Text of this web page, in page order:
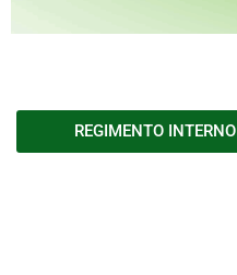
REGIMENTO INTERNO